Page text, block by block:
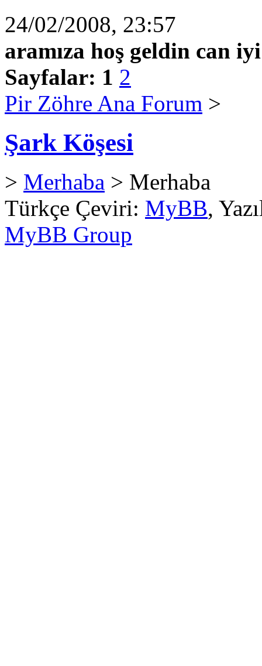
24/02/2008, 23:57
aramıza hoş geldin can
Sayfalar: 1 2
Pir Zöhre Ana Forum >
Şark Köşesi
> Merhaba > Merhaba
Türkçe Çeviri: MyBB,
MyBB Group